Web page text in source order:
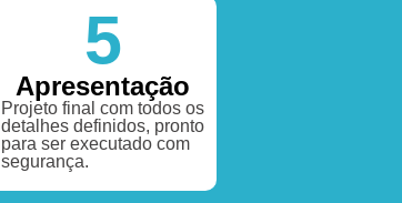
5
Apresentação
Projeto final com todos os
detalhes definidos, pronto
para ser executado com
segurança.